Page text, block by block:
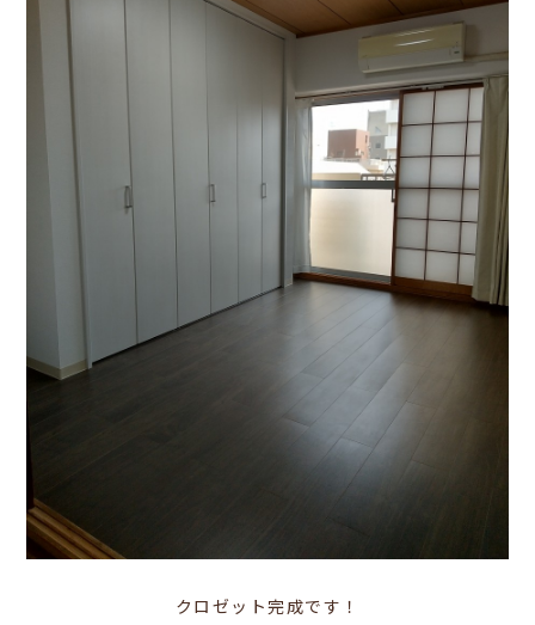
クロゼット完成です！